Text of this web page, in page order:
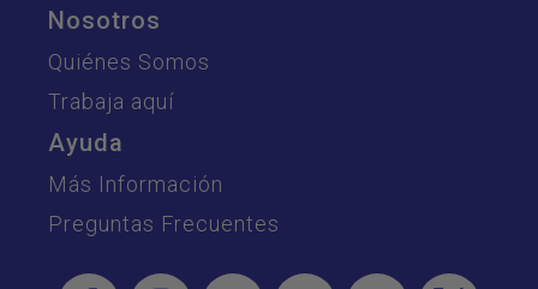
Nosotros
Quiénes Somos
Trabaja aquí
Ayuda
Más Información
Preguntas Frecuentes